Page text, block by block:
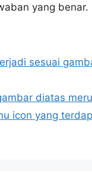
yang benar.
sesuai
diatas
icon yang